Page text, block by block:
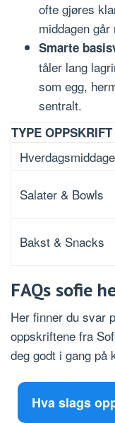
ofte gjøres
middagen
Smarte
tåler lang
som egg,
sentralt.
TYPE OPPSKRIFT
Salater & Bowls
Bakst & Snacks
FAQs sofie
Her finner du svar
oppskriftene fra
deg godt i gang på
Hva slags